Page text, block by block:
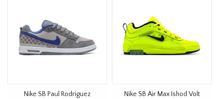
Nike SB Paul Rodriguez
Nike SB Air Max Ishod Volt